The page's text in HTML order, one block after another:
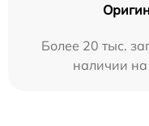
Более 20 тыс.
наличии на